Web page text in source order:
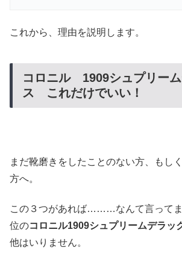
これから、理由を説明します。
コロニル 1909シュプリー
ス これだけでいい！
まだ靴磨きをしたことのない方、もし
方へ。
この３つがあれば………なんて言ってま
位のコロニル1909シュプリームデラッ
他はいりません。